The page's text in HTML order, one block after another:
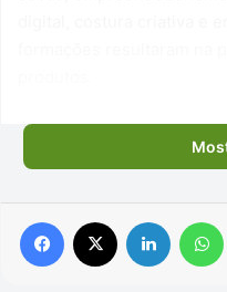
Facebook Linkedin